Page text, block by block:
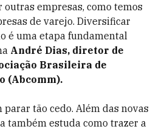
empresas, como temos
de varejo. Diversificar
é uma etapa fundamental
André Dias, diretor de
Brasileira de
(Abcomm).
parar tão cedo. Além das novas
também estuda como trazer a